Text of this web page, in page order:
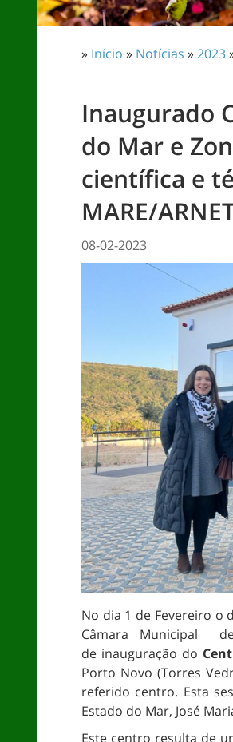
» Início » Notícias »2023
Inaugurado
do Mar e
científica e
MARE/
08-02-2023
No dia 1 de Fevereiro o
Câmara Municipal
de inauguração do
Porto Novo (Torres
referido centro. Esta
Estado do Mar, José
Este centro resulta de